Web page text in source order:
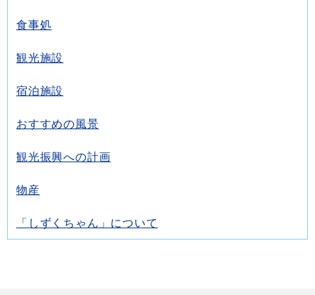
食事処
観光施設
宿泊施設
おすすめの風景
観光振興への計画
物産
「しずくちゃん」について